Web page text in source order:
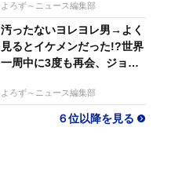
よろず～ニュース編集部
汚ったないヨレヨレ男→よく
見るとイケメンだった!?世界
一周中に3度も再会、ジョー
へ！【新婚さん】
よろず～ニュース編集部
６位以降を見る